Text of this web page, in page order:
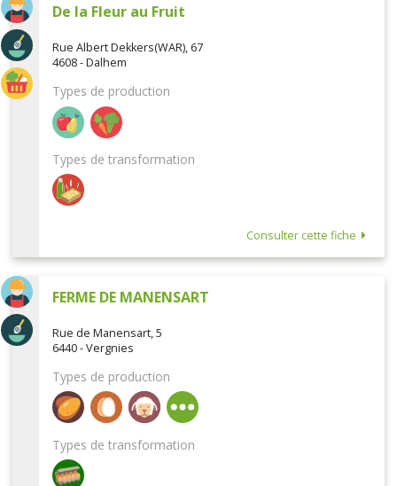
De la Fleur au Fruit
Rue Albert Dekkers(WAR), 67
4608 - Dalhem
Types de production
Types de transformation
Consulter cette fiche
FERME DE MANENSART
Rue de Manensart, 5
6440 - Vergnies
Types de production
Types de transformation